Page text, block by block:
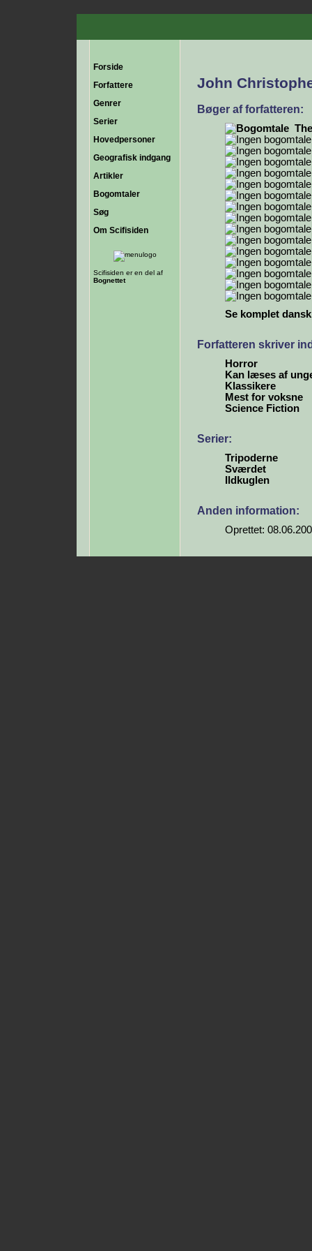
Forside
Forfattere
Genrer
Serier
Hovedpersoner
Geografisk indgang
Artikler
Bogomtaler
Søg
Om Scifisiden
Scifisiden er en del af
Bognettet
John
Bøger af forfatteren:
Se komplet
Forfatteren skriver
Horror
Kan læses af
Klassikere
Mest for voksne
Science Fiction
Serier:
Tripoderne
Sværdet
Ildkuglen
Anden information:
Oprettet: